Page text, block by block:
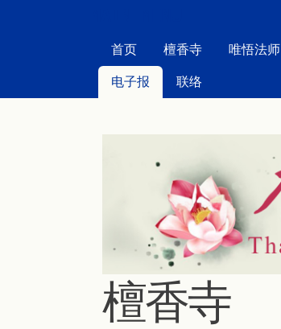
首页 檀香寺 唯悟法师
电子报 联络
檀香寺